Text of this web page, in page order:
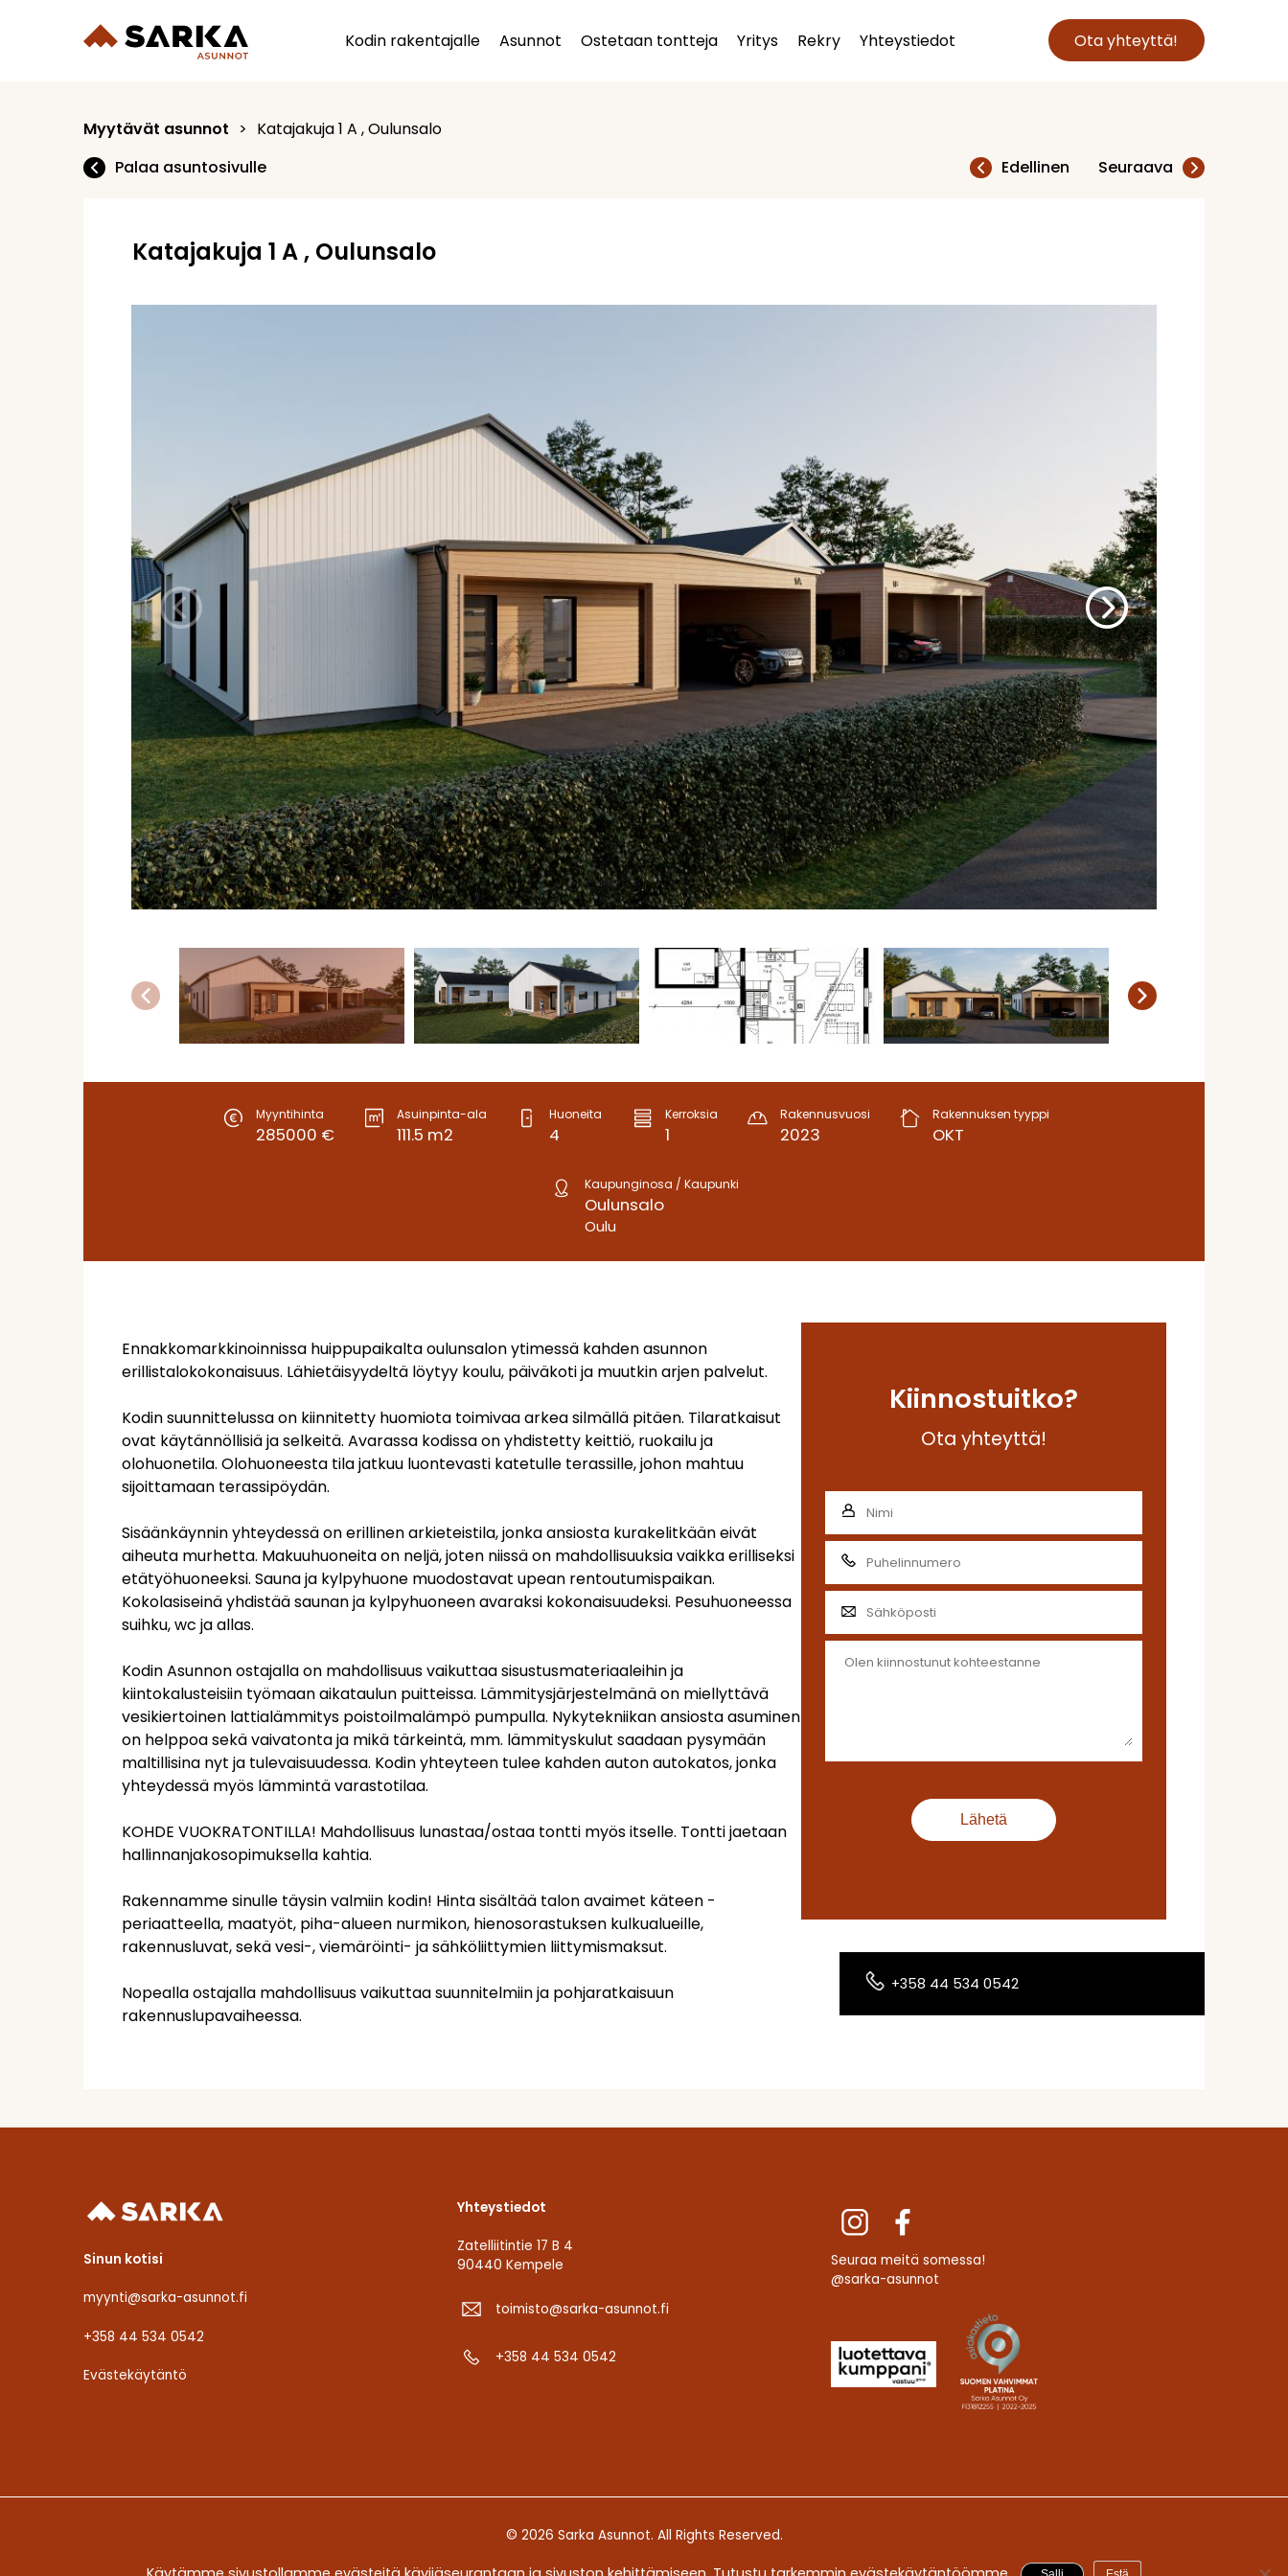
Kodin rakentajalle Asunnot Ostetaan tontteja Yritys Rekry Yhteystiedot Ota yhteyttä!
Myytävät asunnot > Katajakuja 1 A , Oulunsalo
Palaa asuntosivulle
Edellinen Seuraava
Katajakuja 1 A , Oulunsalo
Myyntihinta
285000 €
Asuinpinta-ala
111.5 m2
Huoneita
4
Kerroksia
1
Rakennusvuosi
2023
Rakennuksen tyyppi
OKT
Kaupunginosa / Kaupunki
Oulunsalo
Oulu
Ennakkomarkkinoinnissa huippupaikalta oulunsalon ytimessä kahden asunnon
erillistalokokonaisuus. Lähietäisyydeltä löytyy koulu, päiväkoti ja muutkin arjen palvelut.
Kodin suunnittelussa on kiinnitetty huomiota toimivaa arkea silmällä pitäen. Tilaratkaisut
ovat käytännöllisiä ja selkeitä. Avarassa kodissa on yhdistetty keittiö, ruokailu ja
olohuonetila. Olohuoneesta tila jatkuu luontevasti katetulle terassille, johon mahtuu
sijoittamaan terassipöydän.
Sisäänkäynnin yhteydessä on erillinen arkieteistila, jonka ansiosta kurakelitkään eivät
aiheuta murhetta. Makuuhuoneita on neljä, joten niissä on mahdollisuuksia vaikka erilliseksi
etätyöhuoneeksi. Sauna ja kylpyhuone muodostavat upean rentoutumispaikan.
Kokolasiseinä yhdistää saunan ja kylpyhuoneen avaraksi kokonaisuudeksi. Pesuhuoneessa
suihku, wc ja allas.
Kodin Asunnon ostajalla on mahdollisuus vaikuttaa sisustusmateriaaleihin ja
kiintokalusteisiin työmaan aikataulun puitteissa. Lämmitysjärjestelmänä on miellyttävä
vesikiertoinen lattialämmitys poistoilmalämpö pumpulla. Nykytekniikan ansiosta asuminen
on helppoa sekä vaivatonta ja mikä tärkeintä, mm. lämmityskulut saadaan pysymään
maltillisina nyt ja tulevaisuudessa. Kodin yhteyteen tulee kahden auton autokatos, jonka
yhteydessä myös lämmintä varastotilaa.
KOHDE VUOKRATONTILLA! Mahdollisuus lunastaa/ostaa tontti myös itselle. Tontti jaetaan
hallinnanjakosopimuksella kahtia.
Rakennamme sinulle täysin valmiin kodin! Hinta sisältää talon avaimet käteen -
periaatteella, maatyöt, piha-alueen nurmikon, hienosorastuksen kulkualueille,
rakennusluvat, sekä vesi-, viemäröinti- ja sähköliittymien liittymismaksut.
Nopealla ostajalla mahdollisuus vaikuttaa suunnitelmiin ja pohjaratkaisuun
rakennuslupavaiheessa.
Kiinnostuitko?
Ota yhteyttä!
+358 44 534 0542
Sinun kotisi
myynti@sarka-asunnot.fi
+358 44 534 0542
Evästekäytäntö
Yhteystiedot
Zatelliitintie 17 B 4
90440 Kempele
toimisto@sarka-asunnot.fi
+358 44 534 0542
Seuraa meitä somessa!
@sarka-asunnot
© 2026 Sarka Asunnot. All Rights Reserved.